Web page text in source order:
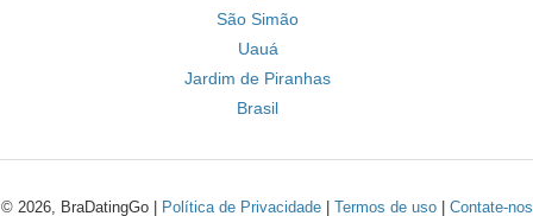
São Simão
Uauá
Jardim de Piranhas
Brasil
© 2026, BraDatingGo | Política de Privacidade| Termos de uso| Contate-nos